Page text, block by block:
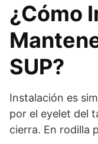
¿Cómo
SUP?
Instalación es
por el eyelet del
cierra. En rodilla